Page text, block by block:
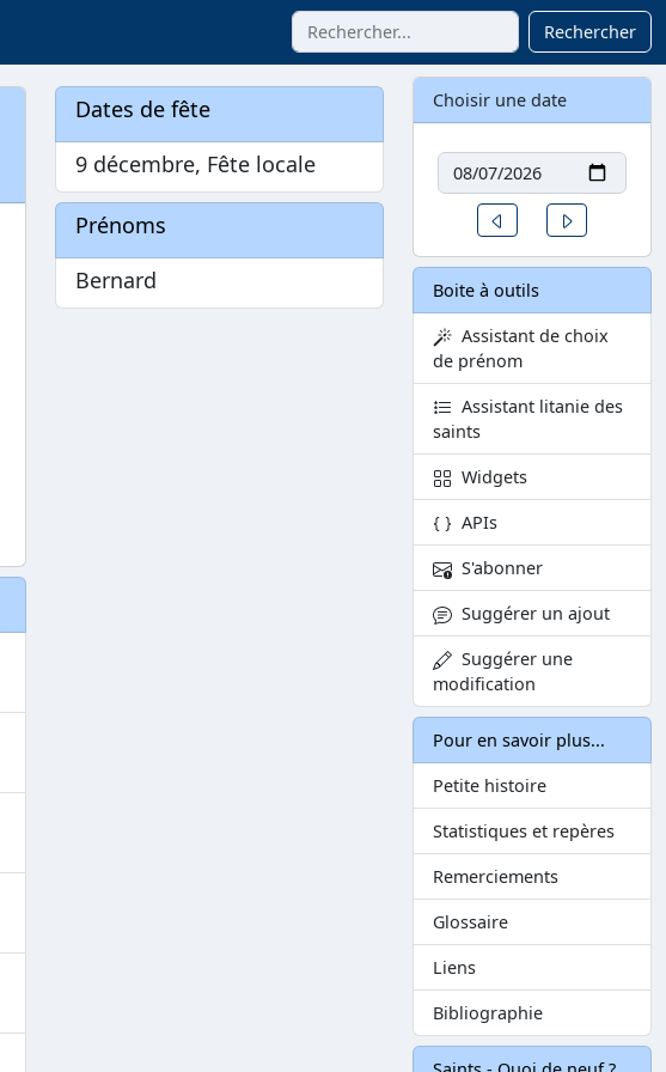
Rechercher
Dates de fête
9 décembre, Fête locale
Prénoms
Bernard
Choisir une date
Date
Un jour avant
Boite à outils
Assistant de choix
de prénom
Assistant litanie des
saints
Widgets
APIs
S'abonner
Suggérer un ajout
Suggérer une
modification
Pour en savoir plus...
Petite histoire
Statistiques et repères
Remerciements
Glossaire
Liens
Bibliographie